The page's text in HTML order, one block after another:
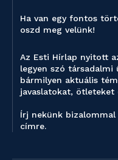
Ha van egy fontos
oszd meg velünk!
Az Esti Hírlap nyitott
legyen szó társadalmi
bármilyen aktuális
javaslatokat, ötleteket
Írj nekünk
címre.